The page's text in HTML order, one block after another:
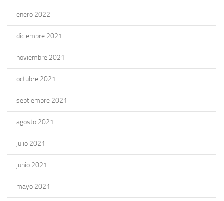
enero 2022
diciembre 2021
noviembre 2021
octubre 2021
septiembre 2021
agosto 2021
julio 2021
junio 2021
mayo 2021